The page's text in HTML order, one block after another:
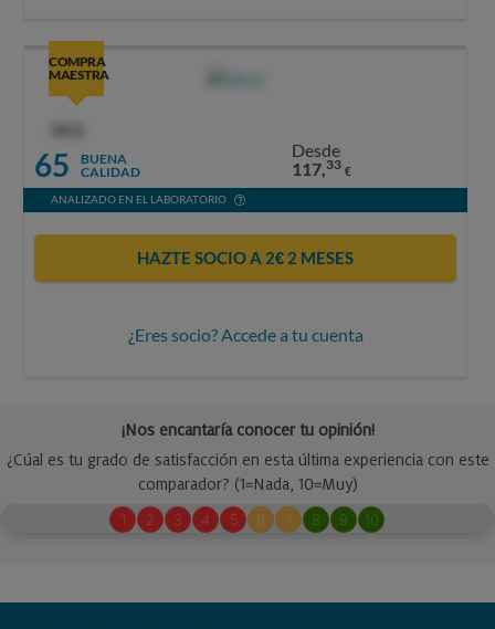
COMPRA
MAESTRA
65
BUENA
CALIDAD
Desde
117,33 €
ANALIZADO EN EL LABORATORIO
HAZTE SOCIO A 2€ 2 MESES
¿Eres socio? Accede a tu cuenta